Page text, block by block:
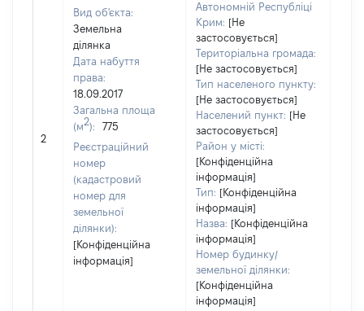
2
Вид об'єкта:
Земельна
ділянка
Дата набуття
права:
18.09.2017
Загальна площа
(м2):
775
Реєстраційний
номер
(кадастровий
номер для
земельної
ділянки):
[Конфіденційна
інформація]
Автономній Республіці
Крим: [Не
застосовується]
Територіальна громада:
[Не застосовується]
Тип населеного пункту:
[Не застосовується]
Населений пункт: [Не
застосовується]
Район у місті:
[Конфіденційна
інформація]
Тип: [Конфіденційна
інформація]
Назва: [Конфіденційна
інформація]
Номер будинку/
земельної ділянки:
[Конфіденційна
інформація]